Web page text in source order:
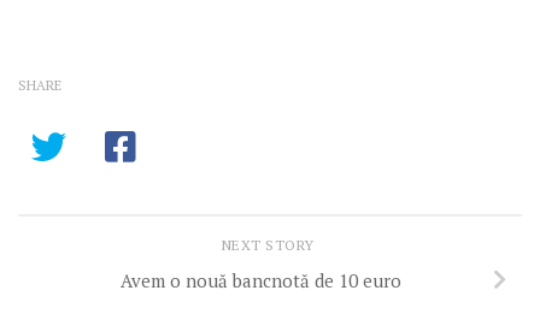
SHARE
NEXT STORY
Avem o nouă bancnotă de 10 euro